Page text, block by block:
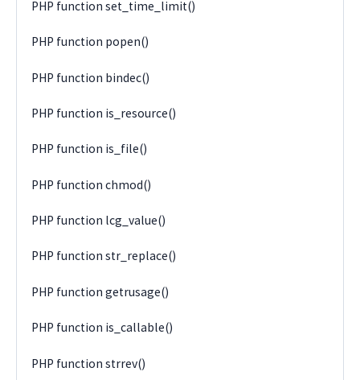
PHP function set_time_limit()
PHP function popen()
PHP function bindec()
PHP function is_resource()
PHP function is_file()
PHP function chmod()
PHP function lcg_value()
PHP function str_replace()
PHP function getrusage()
PHP function is_callable()
PHP function strrev()